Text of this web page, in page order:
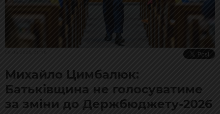
Михайло Цимбалюк:
Батьківщина не голосуватиме
за зміни до Держбюджету-2026